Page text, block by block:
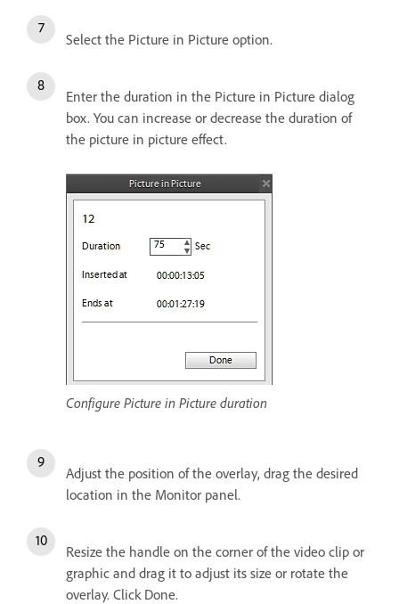
Select the Picture in Picture option.
Enter the duration in the Picture in Picture dialog
box. You can increase or decrease the duration of
the picture in picture effect.
Configure Picture in Picture duration
Adjust the position of the overlay, drag the desired
location in the Monitor panel.
Resize the handle on the corner of the video clip or
graphic and drag it to adjust its size or rotate the
overlay. Click Done.